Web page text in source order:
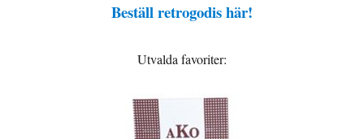
Beställ retrogodis här!
Utvalda favoriter: